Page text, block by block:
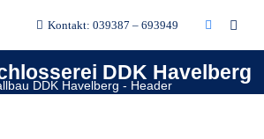
Kontakt: 039387 – 693949
DDK Havelberg
DDK GmbH & Co.KG
VA Geländer (13)
& Co.KG – Metallbau VA